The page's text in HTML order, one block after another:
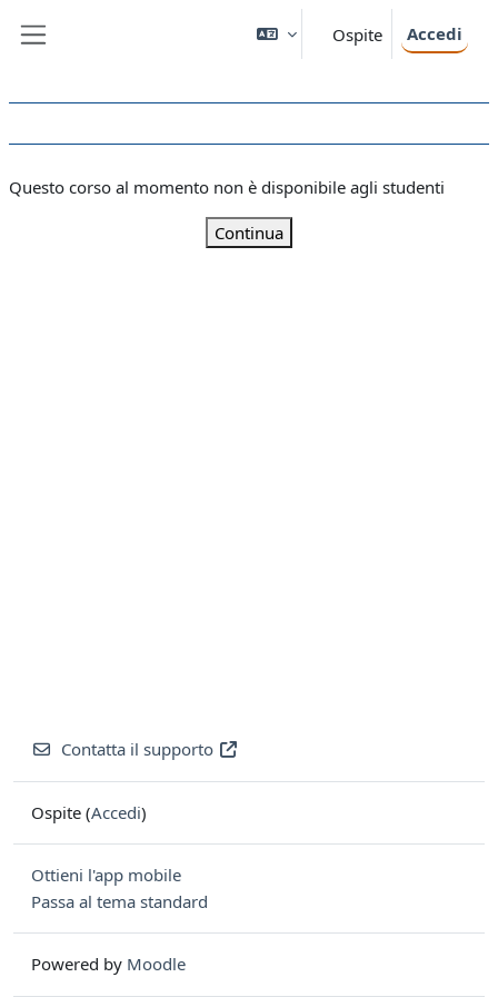
Ospite Accedi
Questo corso al momento non è disponibile agli studenti
Continua
Contatta il supporto
Ospite (Accedi)
Ottieni l'app mobile
Passa al tema standard
Powered by Moodle